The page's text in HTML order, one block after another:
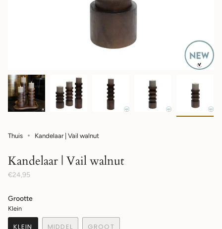
Thuis Kandelaar | Vail walnut
Kandelaar | Vail walnut
Normale
€24,95
Grootte
Klein
KLEIN MIDDEL GROOT